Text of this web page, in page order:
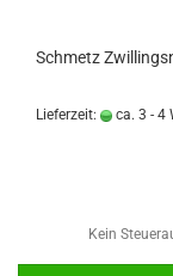
Schmetz
Lieferzeit: ca. 3 - 4
Kein